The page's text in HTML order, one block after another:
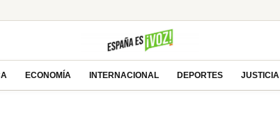
ECONOMÍA INTERNACIONAL DEPORTES JUSTICIA